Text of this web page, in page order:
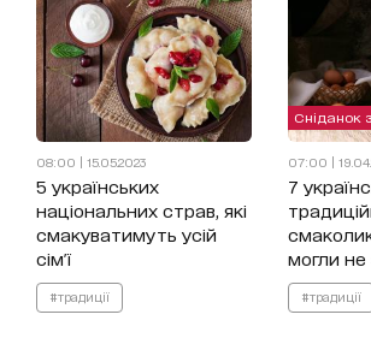
08:00 | 15.05.2023
5 українських
національних страв, які
смакуватимуть усій
сім'ї
#традиції
Сніданок з
07:00 |
7
могли не
#традиції